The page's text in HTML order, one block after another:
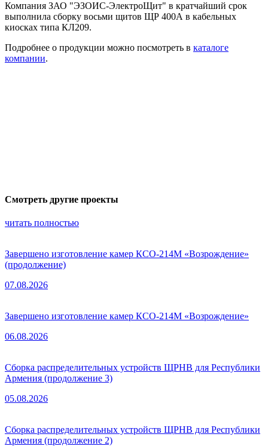
Компания ЗАО "ЭЗОИС-ЭлектроЩит" в кратчайший срок
выполнила сборку восьми щитов ЩР 400А в кабельных
киосках типа КЛ209.
Подробнее о продукции можно посмотреть в каталоге
компании.
Смотреть другие проекты
читать полностью
Завершено изготовление камер КСО-214М «Возрождение»
(продолжение)
07.08.2026
Завершено изготовление камер КСО-214М «Возрождение»
06.08.2026
Сборка распределительных устройств ЩРНВ для Республики
Армения (продолжение 3)
05.08.2026
Сборка распределительных устройств ЩРНВ для Республики
Армения (продолжение 2)